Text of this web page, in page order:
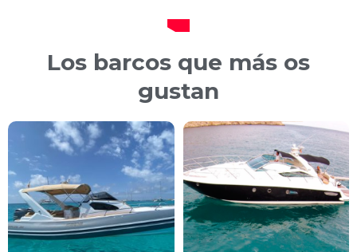
Los barcos que más os
gustan